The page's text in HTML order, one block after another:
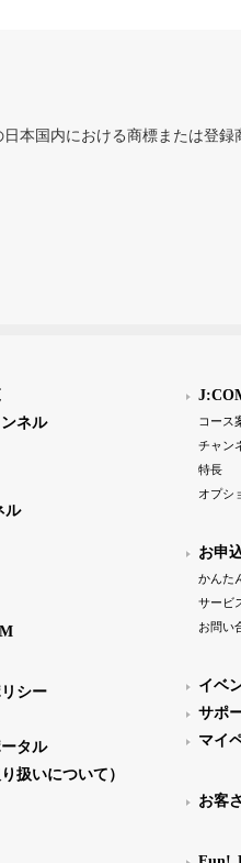
本国内における商標または登録
ネル
ル
シー
タル
扱いについて）
コース
チャン
特長
オプシ
お申
かんた
サービ
お問い
イベ
サポ
マイ
お客